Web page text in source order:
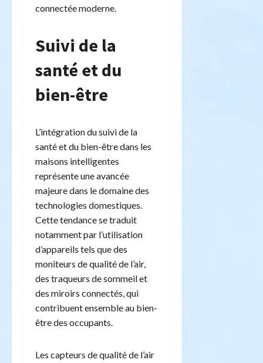
connectée moderne.
Suivi de la
santé et du
bien-être
L’intégration du suivi de la
santé et du bien-être dans les
maisons intelligentes
représente une avancée
majeure dans le domaine des
technologies domestiques.
Cette tendance se traduit
notamment par l’utilisation
d’appareils tels que des
moniteurs de qualité de l’air,
des traqueurs de sommeil et
des miroirs connectés, qui
contribuent ensemble au bien-
être des occupants.
Les capteurs de qualité de l’air